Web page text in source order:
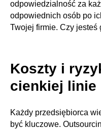
odpowiedzialność za
odpowiednich osób po
Twojej firmie. Czy jesteś
Koszty i
cienkiej linie
Każdy przedsiębiorca
być kluczowe.